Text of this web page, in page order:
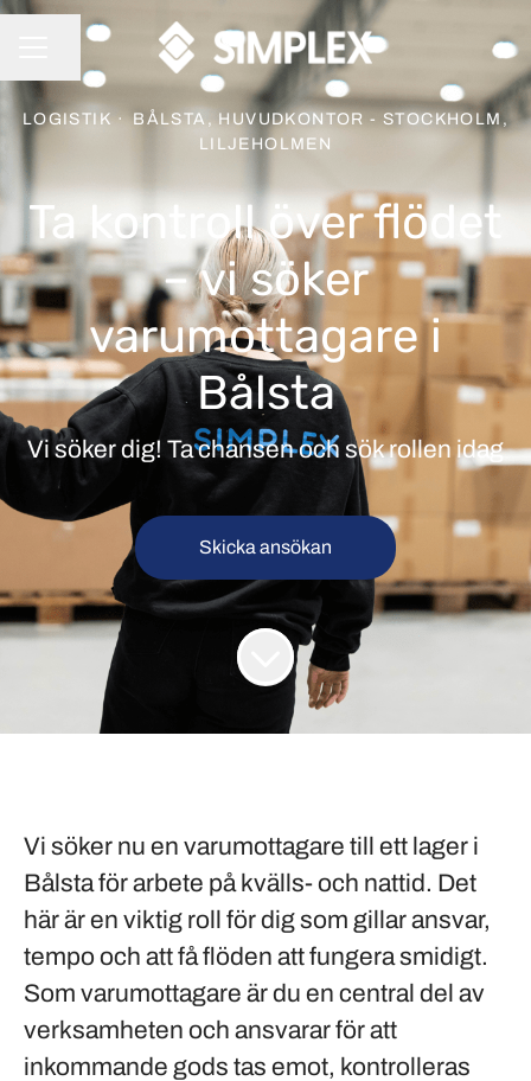
LOGISTIK ·
BÅLSTA, HUVUDKONTOR - STOCKHOLM,
LILJEHOLMEN
Ta kontroll över flödet
– vi söker
varumottagare i
Bålsta
Vi söker dig! Ta chansen och sök rollen idag
Skicka ansökan
Vi söker nu en varumottagare till ett lager i
Bålsta för arbete på kvälls- och nattid. Det
här är en viktig roll för dig som gillar ansvar,
tempo och att få flöden att fungera smidigt.
Som varumottagare är du en central del av
verksamheten och ansvarar för att
inkommande gods tas emot, kontrolleras